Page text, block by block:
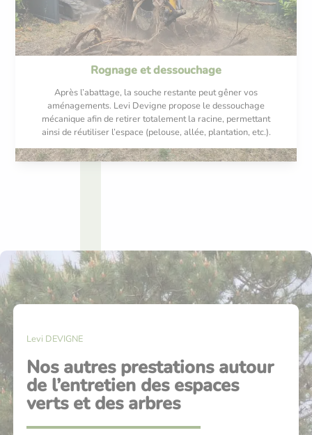
Rognage et dessouchage
Après l’abattage, la souche restante peut gêner vos
aménagements. Levi Devigne propose le dessouchage
mécanique afin de retirer totalement la racine, permettant
ainsi de réutiliser l’espace (pelouse, allée, plantation, etc.).
Levi DEVIGNE
Nos autres prestations autour
de l’entretien des espaces
verts et des arbres